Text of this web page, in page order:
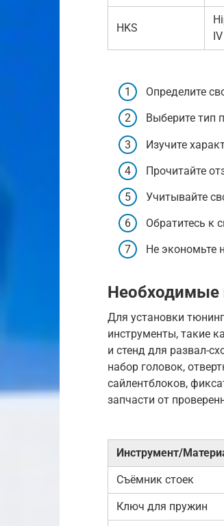
HKS
Определите
Выберите тип
Изучите
Прочитайте
Учитывайте
Обратитесь к
Не экономьте
Необходимые
Для установки
инструменты, такие
и стенд для развал-
набор головок,
сайлентблоков,
запчасти от
Инструмент/
Съёмник стоек
Ключ для пружин